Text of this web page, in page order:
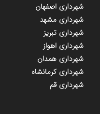
شهرداری اصفهان
شهرداری مشهد
شهرداری تبریز
شهرداری اهواز
شهرداری همدان
شهرداری کرمانشاه
شهرداری قم